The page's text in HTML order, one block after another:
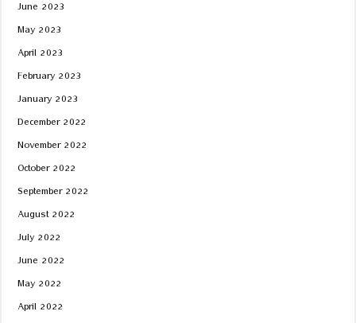
June 2023
May 2023
April 2023
February 2023
January 2023
December 2022
November 2022
October 2022
September 2022
August 2022
July 2022
June 2022
May 2022
April 2022